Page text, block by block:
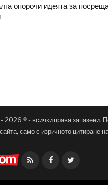
опорочи идеята за
® - всички права запазени.
само с изричното цитиране
Facebook